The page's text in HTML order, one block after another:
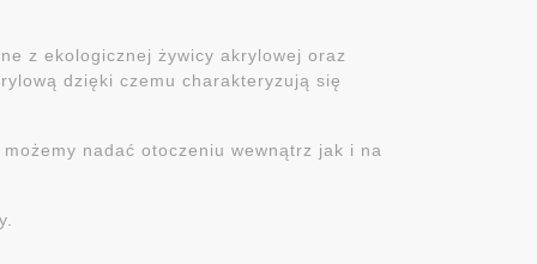
z ekologicznej żywicy akrylowej oraz
dzięki czemu charakteryzują się
nadać otoczeniu wewnątrz jak i na